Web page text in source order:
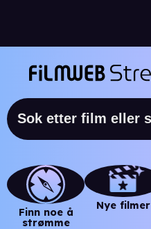
Finn noe å
strømme
Nye filmer